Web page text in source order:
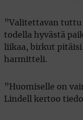
”Valitettavan tuttu
todella hyvästä
liikaa, birkut
harmitteli.
”Huomiselle on
Lindell kertoo